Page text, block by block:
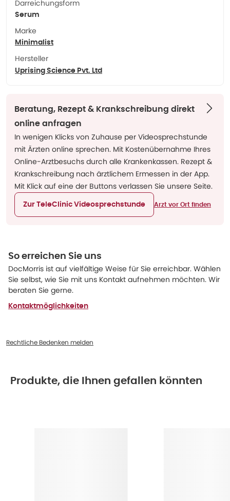
Darreichungsform
Serum
Marke
Minimalist
Hersteller
Uprising Science Pvt. Ltd
Beratung, Rezept & Krankschreibung direkt
online anfragen
In wenigen Klicks von Zuhause per Videosprechstunde
mit Ärzten online sprechen. Mit Kostenübernahme Ihres
Online-Arztbesuchs durch alle Krankenkassen. Rezept &
Krankschreibung nach ärztlichem Ermessen in der App.
Mit Klick auf eine der Buttons verlassen Sie unsere Seite.
Zur TeleClinic Videosprechstunde Arzt vor Ort finden
So erreichen Sie uns
DocMorris ist auf vielfältige Weise für Sie erreichbar. Wählen
Sie selbst, wie Sie mit uns Kontakt aufnehmen möchten. Wir
beraten Sie gerne.
Kontaktmöglichkeiten
Rechtliche Bedenken melden
Produkte, die Ihnen gefallen könnten